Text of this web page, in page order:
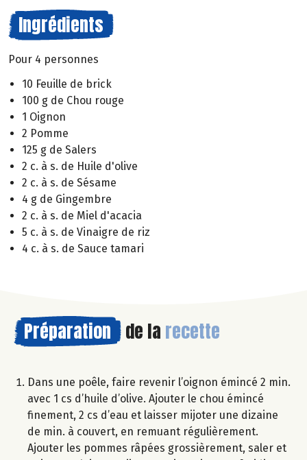
Ingrédients
Pour 4 personnes
10 Feuille de brick
100 g de Chou rouge
1 Oignon
2 Pomme
125 g de Salers
2 c. à s. de Huile d'olive
2 c. à s. de Sésame
4 g de Gingembre
2 c. à s. de Miel d'acacia
5 c. à s. de Vinaigre de riz
4 c. à s. de Sauce tamari
Préparation de la recette
Dans une poêle, faire revenir l’oignon émincé 2 min.
avec 1 cs d’huile d’olive. Ajouter le chou émincé
finement, 2 cs d’eau et laisser mijoter une dizaine
de min. à couvert, en remuant régulièrement.
Ajouter les pommes râpées grossièrement, saler et